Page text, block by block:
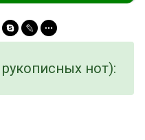
нот):